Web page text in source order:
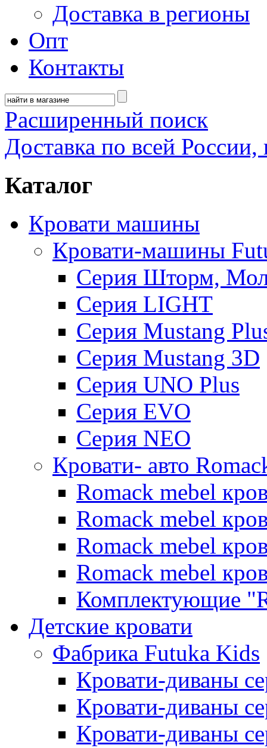
Доставка в регионы
Опт
Контакты
Расширенный поиск
Доставка по всей России,
Каталог
Кровати машины
Кровати-машины
Серия Шторм,
Серия LIGHT
Серия Mustang
Серия Mustang 3D
Серия UNO Plus
Серия EVO
Серия NEO
Кровати- авто
Romack mebel
Romack mebel
Romack mebel
Romack mebel
Комплектующие
Детские кровати
Фабрика Futuka Kids
Кровати-диваны
Кровати-диваны
Кровати-диваны